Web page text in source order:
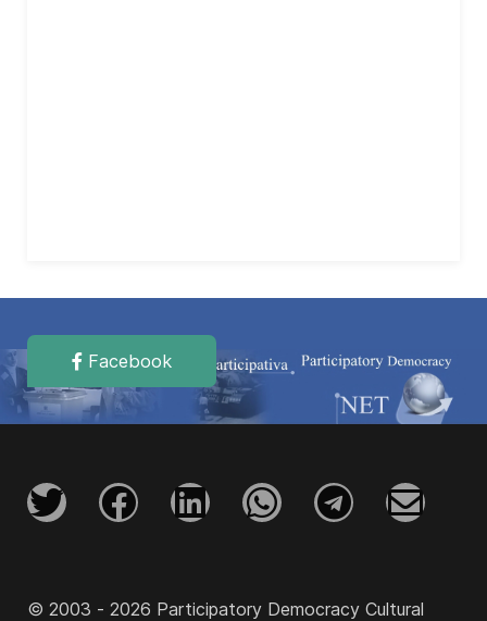
Facebook
© 2003 - 2026 Participatory Democracy Cultural